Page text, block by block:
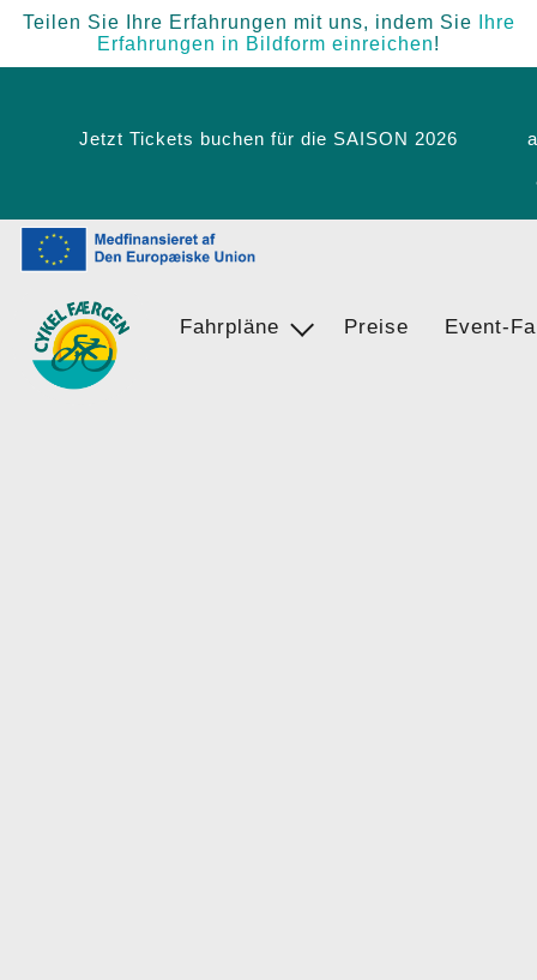
Teilen Sie Ihre Erfahrungen mit uns, indem Sie
Ihre
Erfahrungen in Bildform einreichen!
Jetzt Tickets buchen für die SAISON 2026
Fahrpläne
Karte Preise Event-